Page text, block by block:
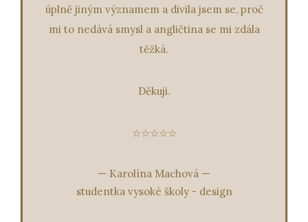
úplně jiným významem a divila jsem se, proč
mi to nedává smysl a angličtina se mi zdála
těžká.
Děkuji.
☆☆☆☆☆
— Karolína Machová —
studentka vysoké školy - design